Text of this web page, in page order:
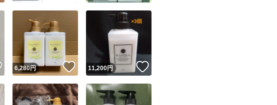
スピード&安心発送
※このバッジは実績に基づく表示であり、発送を保証しているものではありません
スピード＆安心発送
このユーザーは高頻度で24時間以内＆設定した発送日数内に発送してい
ます
スピード発送 このユーザーは高頻度で24時間以内に発送しています
キャンセル
いいね！
6,280円 いいね！
11,200円